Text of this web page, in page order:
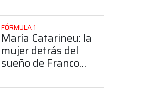
FÓRMULA 1
María Catarineu: la
mujer detrás del
sueño de Franco
Fórmula 1